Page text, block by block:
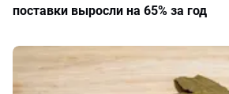
поставки выросли на 65% за год